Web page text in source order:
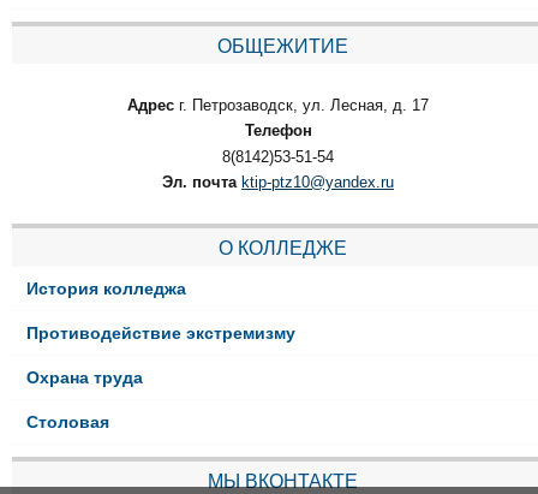
ОБЩЕЖИТИЕ
Адрес г. Петрозаводск, ул. Лесная, д. 17
Телефон
8(8142)53-51-54
Эл. почта ktip-ptz10@yandex.ru
О КОЛЛЕДЖЕ
История колледжа
Противодействие экстремизму
Охрана труда
Столовая
МЫ ВКОНТАКТЕ